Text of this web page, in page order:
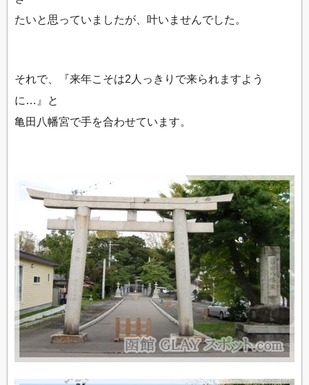
たいと思っていましたが、叶いませんでした。
それで、『来年こそは2人っきりで来られますよう
に…』と
亀田八幡宮で手を合わせています。